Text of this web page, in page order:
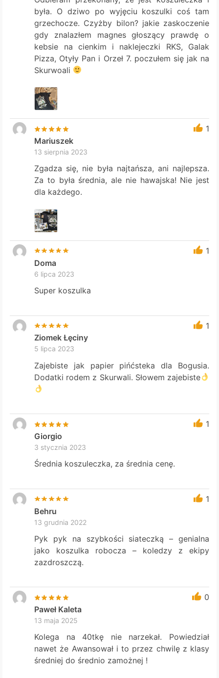
była. O dziwo po wyjęciu koszulki coś tam
grzechocze. Czyżby bilon? jakie zaskoczenie
gdy znalazłem magnes głoszący prawdę o
kebsie na cienkim i naklejeczki RKS, Galak
Pizza, Otyły Pan i Orzeł 7. poczułem się jak na
Skurwoali
1
Mariuszek
13 sierpnia 2023
Zgadza się, nie była najtańsza, ani najlepsza.
Za to była średnia, ale nie hawajska! Nie jest
dla każdego.
1
Doma
6 lipca 2023
Super koszulka
1
Ziomek Łęciny
5 lipca 2023
Zajebiste jak papier pińćsteka dla Bogusia.
Dodatki rodem z Skurwali. Słowem zajebiste
1
Giorgio
3 stycznia 2023
Średnia koszuleczka, za średnia cenę.
1
Behru
13 grudnia 2022
Pyk pyk na szybkości siateczką – genialna
jako koszulka robocza – koledzy z ekipy
zazdroszczą.
0
Paweł Kaleta
13 maja 2025
Kolega na 40tkę nie narzekał. Powiedział
nawet że Awansował i to przez chwilę z klasy
średniej do średnio zamożnej !